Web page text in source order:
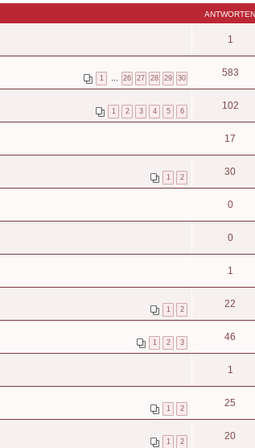
ANTWORTEN
1
1 26 27 28 29 30 583
1 2 3 4 5 6 102
17
1 2 30
0
0
1
1 2 22
1 2 3 46
1
1 2 25
1 2 20